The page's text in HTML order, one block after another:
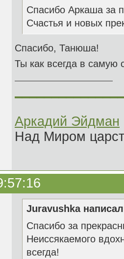
Спасибо Аркаша за
Счастья и новых
Спасибо, Танюша!
Ты как всегда в самую
Аркадий Эйдман
Над Миром
Juravushka
Спасибо за
Неиссякаемого
всегда!